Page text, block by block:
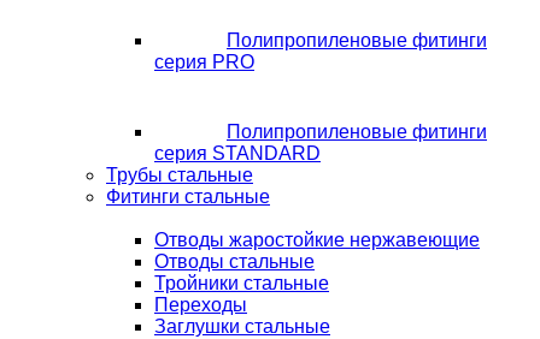
Полипропиленовые фитинги
серия PRO
Полипропиленовые фитинги
серия STANDARD
Трубы стальные
Фитинги стальные
Отводы жаростойкие нержавеющие
Отводы стальные
Тройники стальные
Переходы
Заглушки стальные